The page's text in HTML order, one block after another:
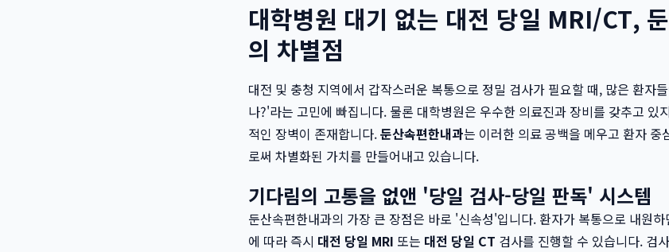
대학병원 대기 없는 대전 당일 MRI/CT,
의 차별점
대전 및 충청 지역에서 갑작스러운 복통으로 정밀 검사가 필요할 때, 많은 환자
나?'라는 고민에 빠집니다. 물론 대학병원은 우수한 의료진과 장비를 갖추고 있
적인 장벽이 존재합니다.둔산속편한내과는 이러한 의료 공백을 메우고 환자 중
로써 차별화된 가치를 만들어내고 있습니다.
기다림의 고통을 없앤 '당일 검사-당일 판독' 시스템
둔산속편한내과의 가장 큰 장점은 바로 '신속성'입니다. 환자가 복통으로 내원하
에 따라 즉시 대전 당일 MRI 또는 대전 당일 CT 검사를 진행할 수 있습니다. 검